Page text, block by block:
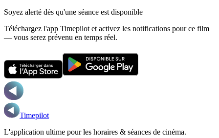
Soyez alerté dès qu'une séance est disponible
Téléchargez l'app Timepilot et activez les notifications pour ce film
— vous serez prévenu en temps réel.
Timepilot
L'application ultime pour les horaires & séances de cinéma.